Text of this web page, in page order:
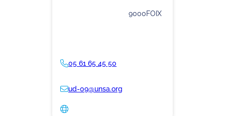
9000FOIX
05 61 65 45 50
ud-09@unsa.org